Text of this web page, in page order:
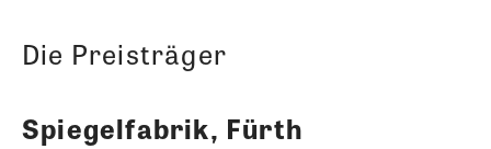
Die Preisträger
Spiegelfabrik, Fürth